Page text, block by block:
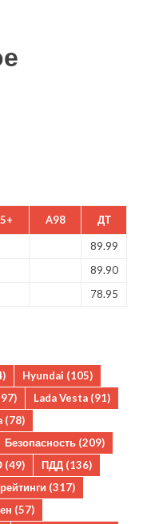
A98 ДТ
89.99
89.90
78.95
Hyundai (105)
Lada Vesta (91)
(78)
Безопасность (209)
(49) ПДД (136)
(317)
(57)